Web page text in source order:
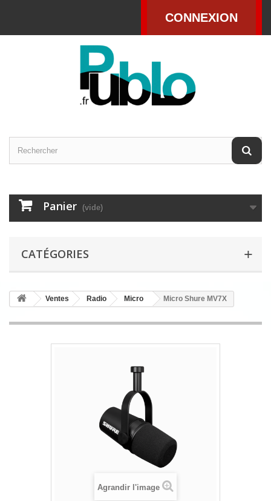
CONNEXION
Panier (vide)
CATÉGORIES
Ventes Radio Micro Micro Shure MV7X
Agrandir l'image